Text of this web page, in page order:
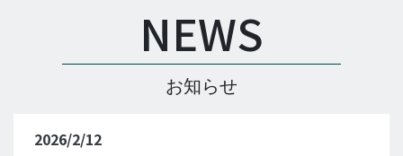
NEWS
お知らせ
2026/2/12